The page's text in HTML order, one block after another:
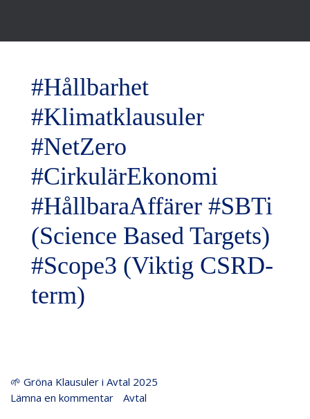
#Hållbarhet
#Klimatklausuler
#NetZero
#CirkulärEkonomi
#HållbaraAffärer #SBTi
(Science Based Targets)
#Scope3 (Viktig CSRD-
term)
🌱 Gröna Klausuler i Avtal 2025
Lämna en kommentar
Avtal
Gröna
Klausuler